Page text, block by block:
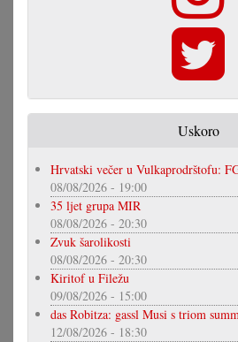
Uskoro
Hrvatski večer u Vulkaprodrštofu:
08/08/2026 - 19:00
35 ljet grupa MIR
08/08/2026 - 20:30
Zvuk šarolikosti
08/08/2026 - 20:30
Kiritof u Filežu
09/08/2026 - 15:00
das Robitza: gassl Musi s triom
12/08/2026 - 18:30